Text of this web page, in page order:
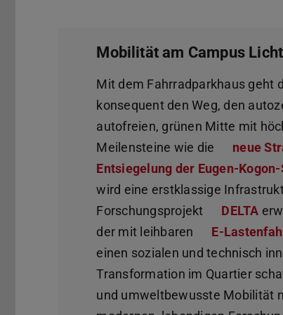
Mobilität am Campus
Mit dem Fahrradparkhaus geht
konsequent den Weg, den
autofreien, grünen Mitte mit
Meilensteine wie die
neue
Entsiegelung der Eugen-
wird eine erstklassige
Forschungsprojekt
DELTA
der mit leihbaren
E-
einen sozialen und technisch
Transformation im Quartier
und umweltbewusste Mobilität